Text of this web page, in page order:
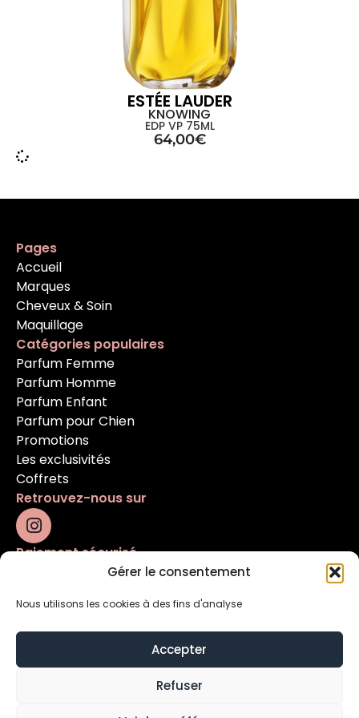
Gérer le consentement
Nous utilisons les cookies à des fins d'analyse
Accepter
Refuser
ESTÉE LAUDER
KNOWING
EDP VP 75ML
64,00€
Pages
Accueil
Marques
Cheveux & Soin
Maquillage
Catégories populaires
Parfum Femme
Parfum Homme
Parfum Enfant
Parfum pour Chien
Promotions
Les exclusivités
Coffrets
Retrouvez-nous sur
Paiement sécurisé